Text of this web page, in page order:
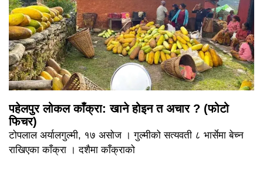
पहेलपुर लोकल काँक्रा: खाने होइन त अचार ? (फोटो
फिचर)
टोपलाल अर्यालगुल्मी, १७ असोज । गुल्मीको सत्यवती ८ भार्सेमा बेच्न
राखिएका काँक्रा । दशैमा काँक्राको